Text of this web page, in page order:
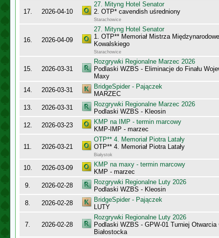
17. 2026-04-10
27. Mityng Hotel Senator
2. OTP* cavendish uśredniony
Starachowice
16. 2026-04-09
27. Mityng Hotel Senator
1. OTP** Memoriał Mistrza
Kowalskiego
Starachowice
15. 2026-03-31
Rozgrywki Regionalne Marzec 2026
Podlaski WZBS - Eliminacje do Finału
Maxy
14.
2026-03-31
BridgeSpider - Pajączek
MARZEC
13.
2026-03-31
Rozgrywki Regionalne Marzec 2026
Podlaski WZBS - Kleosin
12.
2026-03-23
KMP na IMP - termin marcowy
KMP-IMP - marzec
11. 2026-03-21
OTP** 4. Memoriał Piotra Latały
OTP** 4. Memoriał Piotra Latały
Białystok
10. 2026-03-09
KMP na maxy - termin marcowy
KMP - marzec
9.
2026-02-28
Rozgrywki Regionalne Luty 2026
Podlaski WZBS - Kleosin
8.
2026-02-28
BridgeSpider - Pajączek
LUTY
7. 2026-02-28
Rozgrywki Regionalne Luty 2026
Podlaski WZBS - GPW-01 Turniej Otwarcia
Białostocka